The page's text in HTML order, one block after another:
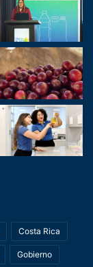
Costa Rica
Gobierno